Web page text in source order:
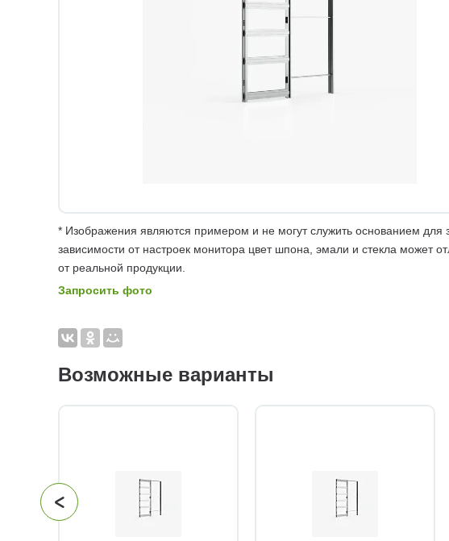
* Изображения являются примером и не могут служить основанием для
зависимости от настроек монитора цвет шпона, эмали и стекла может
от реальной продукции.
Запросить фото
Возможные варианты